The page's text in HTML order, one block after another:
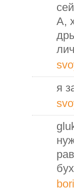
А,
я